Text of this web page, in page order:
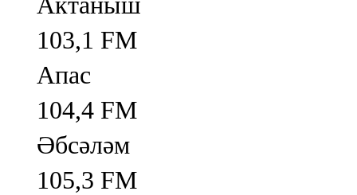
103,1 FM
Апас
104,4 FM
Әбсәләм
105,3 FM